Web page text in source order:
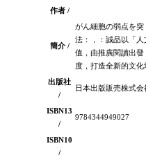
作者 /
簡介 /
がん細胞の弱点を
法：，：誠品以「
值，由推廣閱讀出
度，打造全新的文化
出版社
/
日本出版販売株式会
ISBN13
/
9784344949027
ISBN10
/